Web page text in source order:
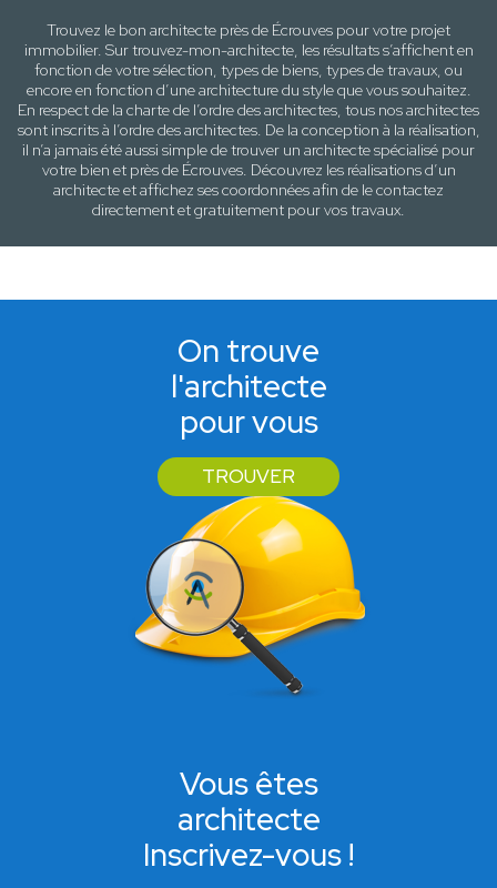
Trouvez le bon architecte près de Écrouves pour votre projet
immobilier. Sur trouvez-mon-architecte, les résultats s’affichent en
fonction de votre sélection, types de biens, types de travaux, ou
encore en fonction d’une architecturedu style que vous souhaitez.
En respect de la charte de l’ordre des architectes, tous nos architectes
sont inscrits à l’ordre des architectes. De la conception à la réalisation,
il n’a jamais été aussi simple de trouver un architecte spécialisé pour
votre bien et près de Écrouves. Découvrez les réalisations d’un
architecte et affichez ses coordonnées afin de le contactez
directement et gratuitement pourvos travaux.
On trouve
l'architecte
pour vous
TROUVER
Vous êtes
architecte
Inscrivez-vous !